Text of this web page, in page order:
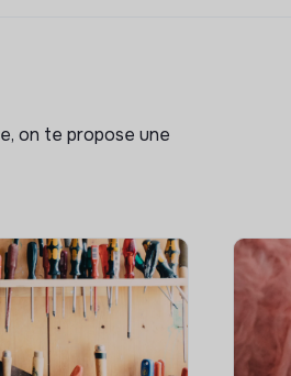
on te propose une